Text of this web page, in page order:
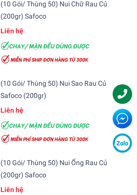
(10 Gói/ Thùng 50) Nui Chữ Rau Củ
(200gr) Safoco
Liên hệ
(10 Gói/ Thùng 50) Nui Sao Rau Củ
Safoco (200gr)
Liên hệ
(10 Gói/ Thùng 50) Nui Ống Rau Củ
(200gr) Safoco
Liên hệ